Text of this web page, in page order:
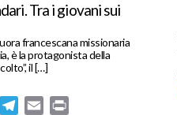
Tra i giovani sui
francescana missionaria
è la protagonista della
il […]
WhatsApp
Telegram
Email